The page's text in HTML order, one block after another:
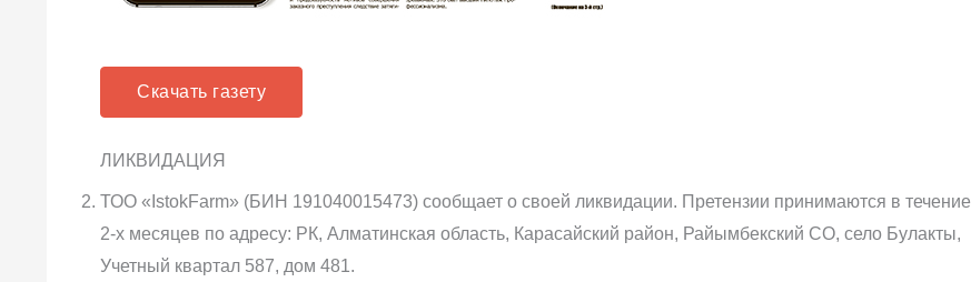
Скачать газету
ЛИКВИДАЦИЯ
ТОО «IstokFarm» (БИН 191040015473) сообщает о своей ликвидации. Претензии принимаются в течение
2-х месяцев по адресу: РК, Алматинская область, Карасайский район, Райымбекский СО, село Булакты,
Учетный квартал 587, дом 481.